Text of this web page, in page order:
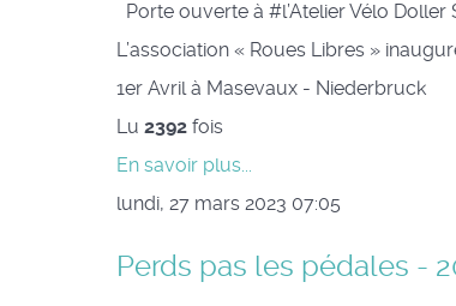
Porte ouverte à #l’Atelier Vélo Doller
L’association « Roues Libres »
1er Avril à Masevaux - Niederbruck
Lu 2392 fois
En savoir plus...
lundi, 27 mars 2023 07:05
Perds pas les pédales -